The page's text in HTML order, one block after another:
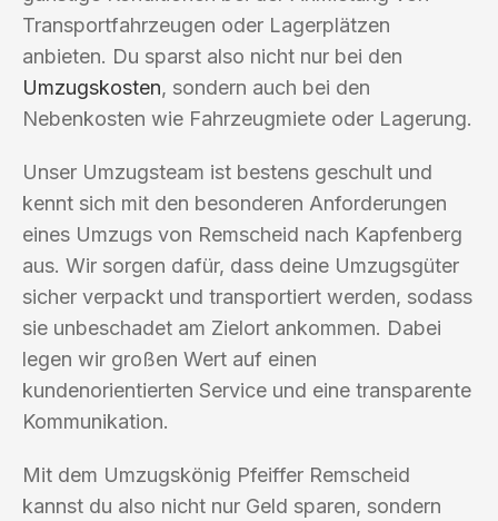
Transportfahrzeugen oder Lagerplätzen
anbieten. Du sparst also nicht nur bei den
Umzugskosten, sondern auch bei den
Nebenkosten wie Fahrzeugmiete oder Lagerung.
Unser Umzugsteam ist bestens geschult und
kennt sich mit den besonderen Anforderungen
eines Umzugs von Remscheid nach Kapfenberg
aus. Wir sorgen dafür, dass deine Umzugsgüter
sicher verpackt und transportiert werden, sodass
sie unbeschadet am Zielort ankommen. Dabei
legen wir großen Wert auf einen
kundenorientierten Service und eine transparente
Kommunikation.
Mit dem Umzugskönig Pfeiffer Remscheid
kannst du also nicht nur Geld sparen, sondern